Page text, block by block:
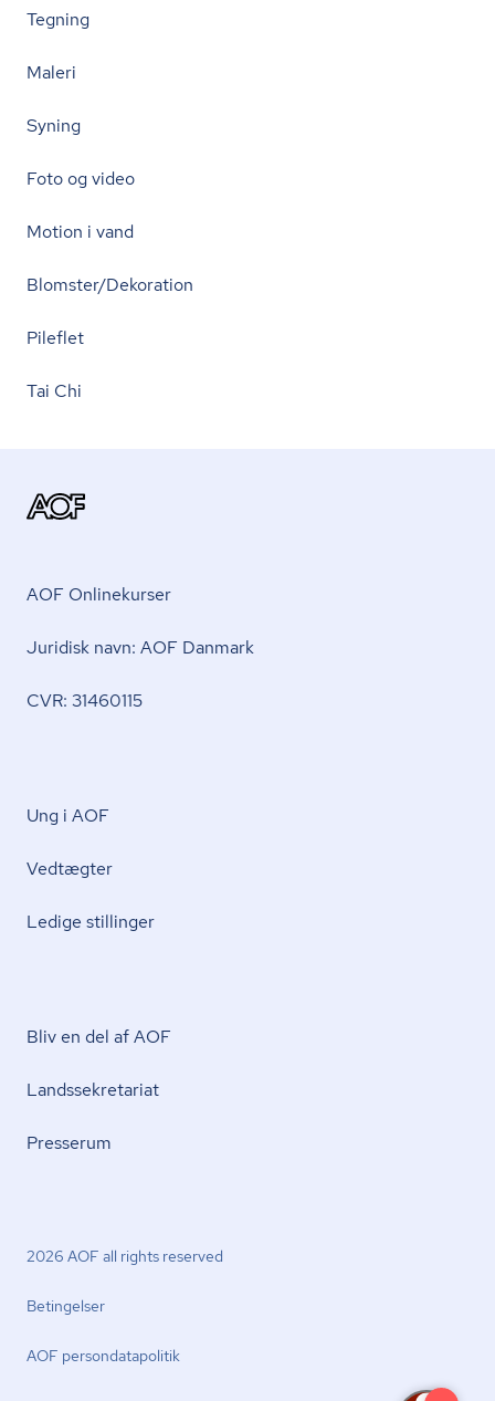
Tegning
Maleri
Syning
Foto og video
Motion i vand
Blomster/Dekoration
Pileflet
Tai Chi
AOF Onlinekurser
Juridisk navn: AOF Danmark
CVR: 31460115
Ung i AOF
Vedtægter
Ledige stillinger
Bliv en del af AOF
Lands­se­kre­ta­ri­at
Presserum
2026 AOF all rights reserved
Betingelser
AOF per­son­da­ta­po­li­tik